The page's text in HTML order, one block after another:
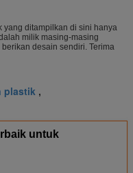
yang ditampilkan di sini hanya
milik masing-masing
desain sendiri. Terima
plastik ,
untuk